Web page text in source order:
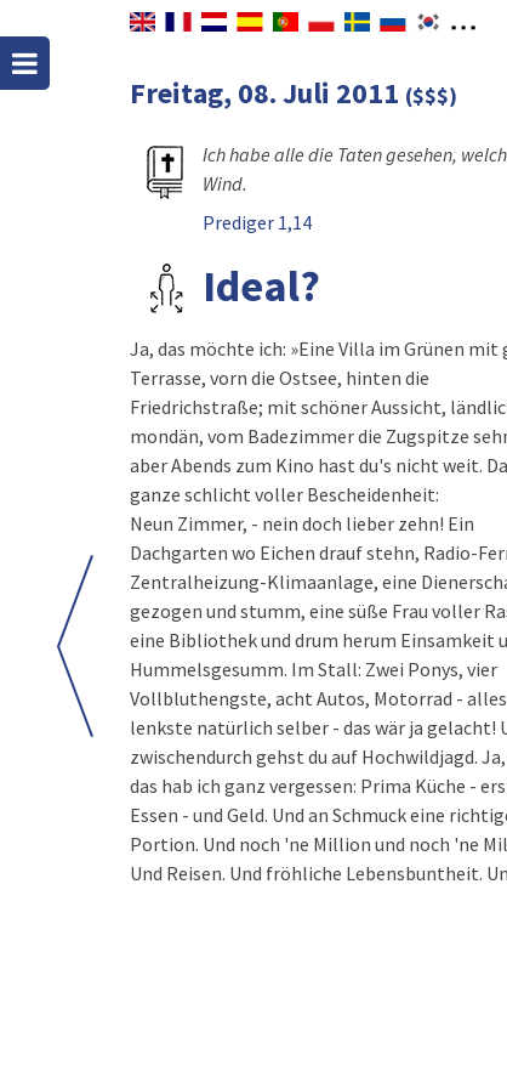
Freitag, 08. Juli 2011 ($$$)
Ich habe alle die Taten gesehen,
Wind.
Prediger 1,14
Ideal?
Ja, das möchte ich: »Eine Villa im Grünen
Terrasse, vorn die Ostsee, hinten die
Friedrichstraße; mit schöner Aussicht,
mondän, vom Badezimmer die Zugspitze
aber Abends zum Kino hast du's nicht weit.
ganze schlicht voller Bescheidenheit:
Neun Zimmer, - nein doch lieber zehn! Ein
Dachgarten wo Eichen drauf stehn, Radio-
Zentralheizung-Klimaanlage, eine
gezogen und stumm, eine süße Frau voller
eine Bibliothek und drum herum Einsamkeit
Hummelsgesumm. Im Stall: Zwei Ponys, vier
Vollbluthengste, acht Autos, Motorrad - alles
lenkste natürlich selber - das wär ja gelacht!
zwischendurch gehst du auf Hochwildjagd.
das hab ich ganz vergessen: Prima Küche -
Essen - und Geld. Und an Schmuck eine
Portion. Und noch 'ne Million und noch 'ne
Und Reisen. Und fröhliche Lebensbuntheit.